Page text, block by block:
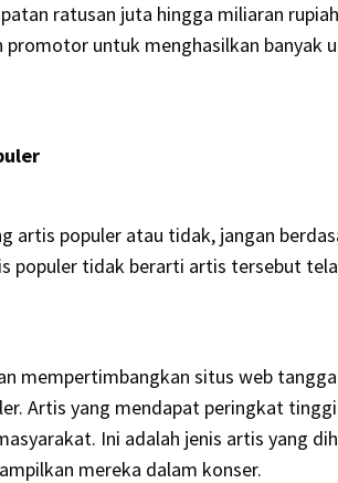
ratusan juta hingga miliaran
promotor untuk menghasilkan banyak
artis populer atau tidak, jangan
populer tidak berarti artis tersebut
mempertimbangkan situs web
Artis yang mendapat peringkat
Ini adalah jenis artis yang
mereka dalam konser.